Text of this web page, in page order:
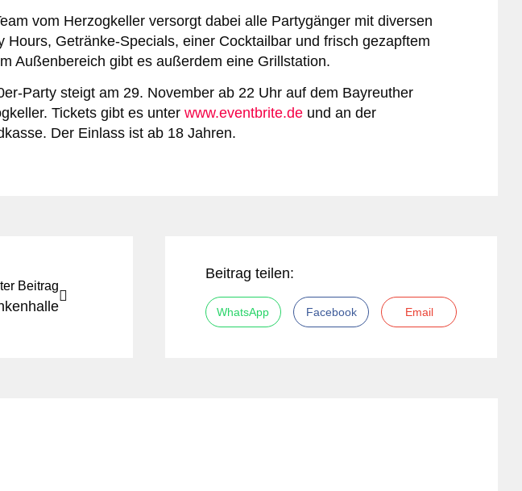
vom Herzogkeller versorgt dabei alle Partygänger mit diversen
Hours, Getränke-Specials, einer Cocktailbar und frisch gezapftem
Außenbereich gibt es außerdem eine Grillstation.
Party steigt am 29. November ab 22 Uhr auf dem Bayreuther
Tickets gibt es unter www.eventbrite.de und an der
Der Einlass ist ab 18 Jahren.
Beitrag
Beitrag teilen:
WhatsApp Facebook Email